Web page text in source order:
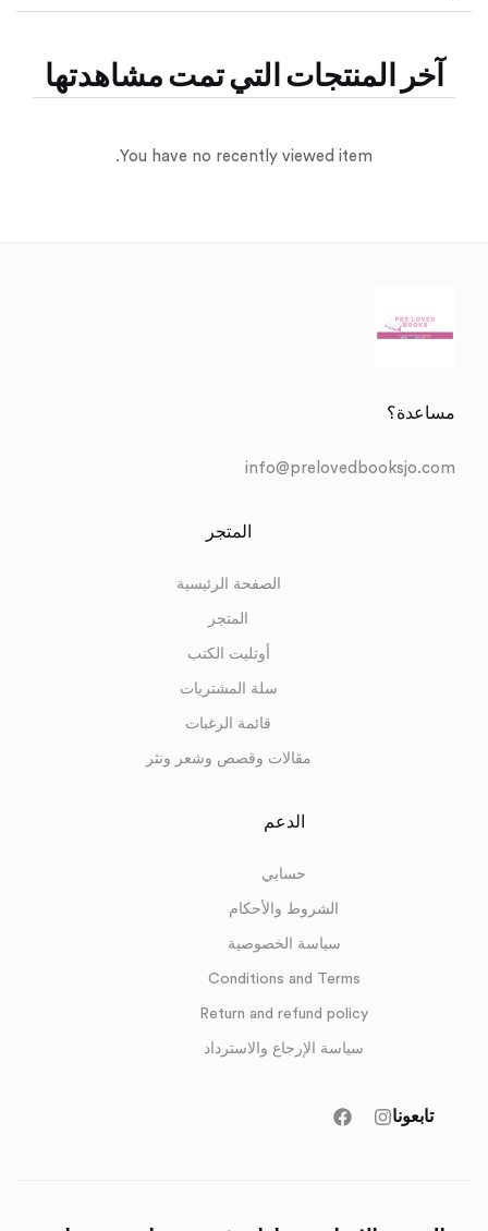
آخر المنتجات التي تمت مشاهدتها
You have no recently viewed item.
مساعدة؟
info@prelovedbooksjo.com
المتجر
الصفحة الرئيسية
المتجر
أوتليت الكتب
سلة المشتريات
قائمة الرغبات
مقالات وقصص وشعر ونثر
الدعم
حسابي
الشروط والأحكام
سياسة الخصوصية
Conditions and Terms
Return and refund policy
سياسة الإرجاع والاسترداد
تابعونا